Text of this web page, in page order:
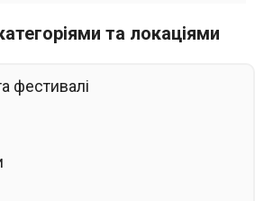
та локаціями
фестивалі